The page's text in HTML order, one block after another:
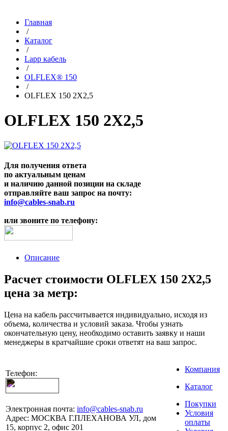
Главная
/
Каталог
/
Lapp кабель
/
OLFLEX® 150
/
OLFLEX 150 2X2,5
OLFLEX 150 2X2,5
Для получения ответа
по актуальным ценам
и наличию данной позиции на складе
отправляйте ваш запрос на почту:
info@cables-snab.ru
или звоните по телефону:
Описание
Расчет стоимости OLFLEX 150 2X2,5
цена за метр:
Цена на кабель рассчитывается индивидуально, исходя из
объема, количества и условий заказа. Чтобы узнать
окончательную цену, необходимо оставить заявку и наши
менеджеры в кратчайшие сроки ответят на ваш запрос.
Телефон:
Электронная почта: info@cables-snab.ru
Адрес: МОСКВА Г.ПЛЕХАНОВА УЛ, дом
15, корпус 2, офис 201
Компания
Каталог
Покупки
Условия
оплаты